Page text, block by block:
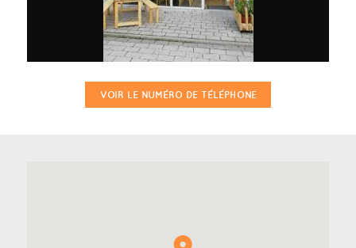
VOIR LE NUMÉRO DE TÉLÉPHONE